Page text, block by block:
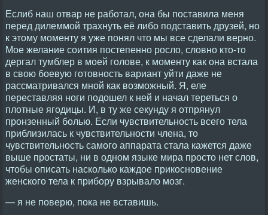
Еслиб наш отвар не работал, она бы поставила меня
перед дилеммой трахнуть её либо подставить друзей, но
к этому моменту я уже понял что мы все сделали верно.
Мое желание соития постепенно росло, словно кто-то
дергал тумблер в моей голове, к моменту как она встала
в свою боевую готовность вариант уйти даже не
рассматривался мной как возможный. Я, еле
переставляя ноги подошел к ней и начал тереться о
плотные ягодицы. И, в ту же секунду я отпрянул
пронзенный болью. Если чувствительность всего тела
приблизилась к чувствительности члена, то
чувствительность самого аппарата стала кажется даже
выше простаты, ни в одном языке мира просто нет слов,
чтобы описать насколько каждое прикосновение
женского тела к прибору взрывало мозг.
— я не поверю, пока не вставишь.